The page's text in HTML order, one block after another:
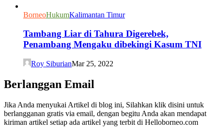
BorneoHukumKalimantan Timur
Tambang Liar di Tahura Digerebek,
Penambang Mengaku dibekingi Kasum TNI
Roy SiburianMar 25, 2022
Berlanggan Email
Jika Anda menyukai Artikel di blog ini, Silahkan klik disini untuk
berlangganan gratis via email, dengan begitu Anda akan mendapat
kiriman artikel setiap ada artikel yang terbit di Helloborneo.com